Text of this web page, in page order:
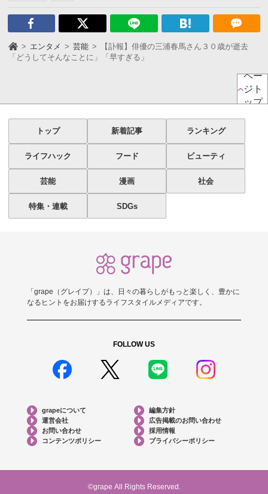
エンタメ 芸能
【訃報】俳優の三浦春馬さん３０歳が逝去
「どうしてそんなことに」「早すぎる」
ペー
ジト
ップ
トップ 新着記事 ランキング
ライフハック フード ビューティ
芸能 漫画 社会
特集・連載 SDGs
「grape（グレイプ）」は、日々の暮らしがもっと楽しく、豊かに
なるヒントをお届けするライフスタイルメディアです。
FOLLOW US
grapeについて
編集方針
運営会社
広告掲載のお問い合わせ
お問い合わせ
採用情報
コンテンツポリシー
プライバシーポリシー
©grape All Rights Reserved.